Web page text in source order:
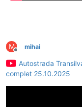
M
Deconectat
mihai
Autostrada
complet 25.10.2025